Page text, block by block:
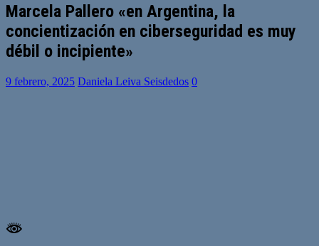
Marcela Pallero «en Argentina, la
concientización en ciberseguridad es muy
débil o incipiente»
9 febrero, 2025 Daniela Leiva Seisdedos 0